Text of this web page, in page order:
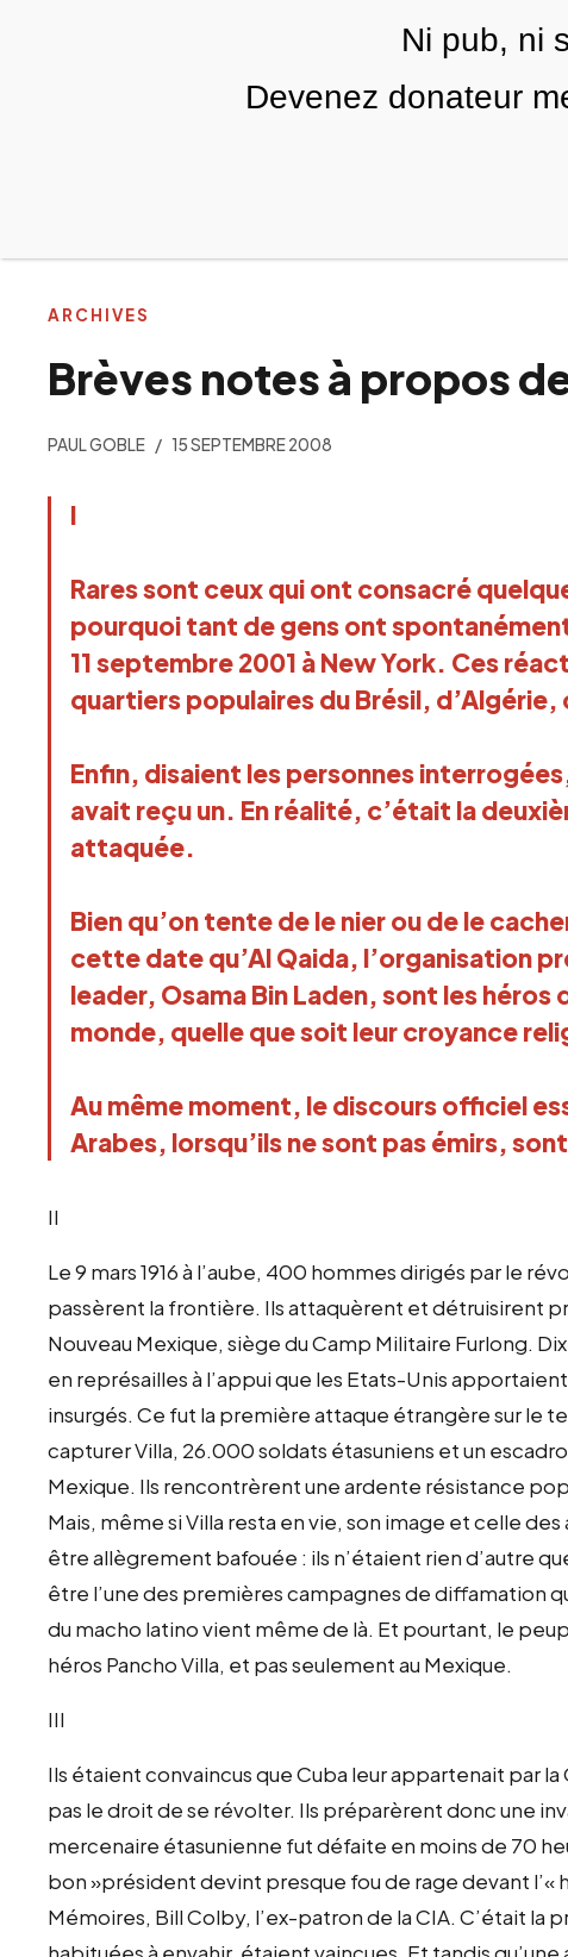
Brèves notes à propos
PAUL GOBLE 15 SEPTEMBRE 2008
I
Rares sont ceux qui ont consacré
pourquoi tant de gens ont
11 septembre 2001 à New York. Ces
quartiers populaires du Brésil, d’Algérie,
Enfin, disaient les personnes
avait reçu un. En réalité, c’était la
attaquée.
Bien qu’on tente de le nier ou de le
cette date qu’Al Qaida, l’organisation
leader, Osama Bin Laden, sont les héros
monde, quelle que soit leur croyance
Au même moment, le discours officiel
Arabes, lorsqu’ils ne sont pas émirs,
II
Le 9 mars 1916 à l’aube, 400 hommes dirigés par le
passèrent la frontière. Ils attaquèrent et détruisirent
Nouveau Mexique, siège du Camp Militaire Furlong.
en représailles à l’appui que les Etats-Unis
insurgés. Ce fut la première attaque étrangère sur le
capturer Villa, 26.000 soldats étasuniens et un
Mexique. Ils rencontrèrent une ardente résistance
Mais, même si Villa resta en vie, son image et celle
être allègrement bafouée : ils n’étaient rien d’autre
être l’une des premières campagnes de diffamation
du macho latino vient même de là. Et pourtant, le
héros Pancho Villa, et pas seulement au Mexique.
III
Ils étaient convaincus que Cuba leur appartenait par la
pas le droit de se révolter. Ils préparèrent donc une
mercenaire étasunienne fut défaite en moins de 70
bon »président devint presque fou de rage devant l’«
Mémoires, Bill Colby, l’ex-patron de la CIA. C’était la
ARCHIVES
Ni pub, ni
Devenez donateur